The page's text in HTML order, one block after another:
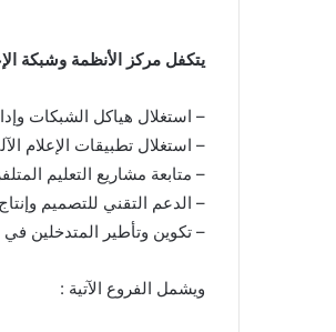
يتكفل مركز الأنظمة وشبكة
– استغلال هياكل الشبكات
– استغلال تطبيقات الإعلام
– متابعة مشاريع التعليم
– الدعم التقني للتصميم
– تكوين وتأطير المتدخلين في
ويشمل الفروع الآتية :